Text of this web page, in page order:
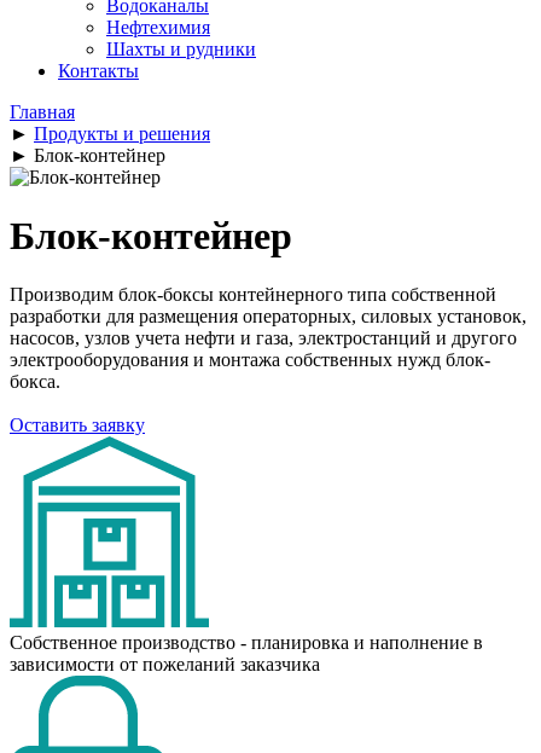
Водоканалы
Нефтехимия
Шахты и рудники
Контакты
Главная
► Продукты и решения
► Блок-контейнер
Блок-контейнер
Производим блок-боксы контейнерного типа собственной
разработки для размещения операторных, силовых установок,
насосов, узлов учета нефти и газа, электростанций и другого
электрооборудования и монтажа собственных нужд блок-
бокса.
Оставить заявку
Собственное производство - планировка и наполнение в
зависимости от пожеланий заказчика